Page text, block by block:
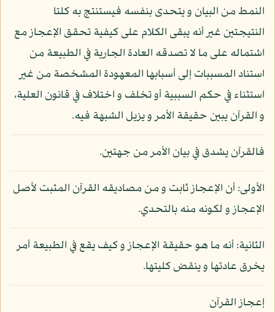
النمط من البيان و يتحدى بنفسه فيستنتج به كلتا
النتيجتين غير أنه يبقى الكلام على كيفية تحقق الإعجاز مع
اشتماله على ما لا تصدقه العادة الجارية في الطبيعة من
استناد المسببات إلى أسبابها المعهودة المشخصة من غير
استثناء في حكم السببية أو تخلف و اختلاف في قانون العلية،
و القرآن يبين حقيقة الأمر و يزيل الشبهة فيه.
فالقرآن يشدق في بيان الأمر من جهتين.
الأولى: أن الإعجاز ثابت و من مصاديقه القرآن المثبت لأصل
الإعجاز و لكونه منه بالتحدي.
الثانية: أنه ما هو حقيقة الإعجاز و كيف يقع في الطبيعة أمر
يخرق عادتها و ينقض كليتها.
إعجاز القرآن